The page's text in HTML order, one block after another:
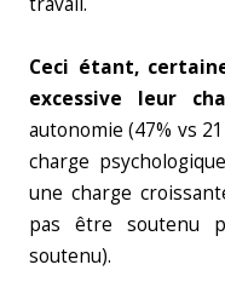
Ceci étant,
excessive leur
autonomie (47% vs
charge
une charge
pas être soutenu
soutenu).